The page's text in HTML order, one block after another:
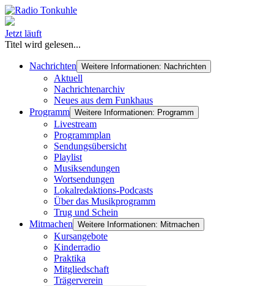
Jetzt läuft
Titel wird gelesen...
Nachrichten Weitere Informationen: Nachrichten
Aktuell
Nachrichtenarchiv
Neues aus dem Funkhaus
Programm Weitere Informationen: Programm
Livestream
Programmplan
Sendungsübersicht
Playlist
Musiksendungen
Wortsendungen
Lokalredaktions-Podcasts
Über das Musikprogramm
Trug und Schein
Mitmachen Weitere Informationen: Mitmachen
Kursangebote
Kinderradio
Praktika
Mitgliedschaft
Trägerverein